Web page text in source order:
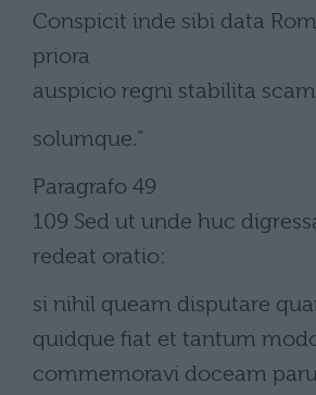
Conspicit inde sibi data
priora
auspicio regni stabilita
solumque.”
Paragrafo 49
109 Sed ut unde huc
redeat oratio:
si nihil queam disputare
quidque fiat et tantum
commemoravi doceam